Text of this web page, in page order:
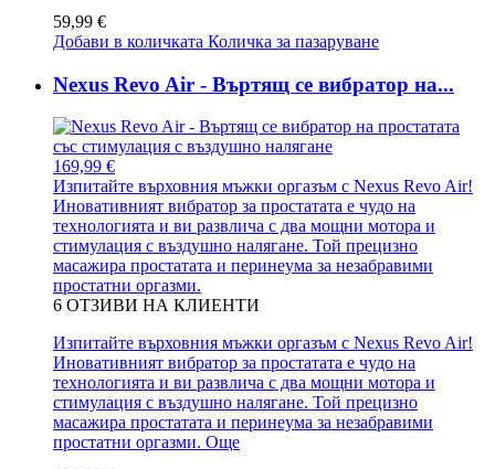
59,99 €
Добави в количката Количка за пазаруване
Nexus Revo Air - Въртящ се вибратор на...
169,99 €
Изпитайте върховния мъжки оргазъм с Nexus Revo Air!
Иновативният вибратор за простатата е чудо на
технологията и ви развлича с два мощни мотора и
стимулация с въздушно налягане. Той прецизно
масажира простатата и перинеума за незабравими
простатни оргазми.
6 ОТЗИВИ НА КЛИЕНТИ
Изпитайте върховния мъжки оргазъм с Nexus Revo Air!
Иновативният вибратор за простатата е чудо на
технологията и ви развлича с два мощни мотора и
стимулация с въздушно налягане. Той прецизно
масажира простатата и перинеума за незабравими
простатни оргазми. Още